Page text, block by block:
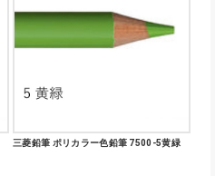
三菱鉛筆 ポリカラー色鉛筆 7500-5黄緑